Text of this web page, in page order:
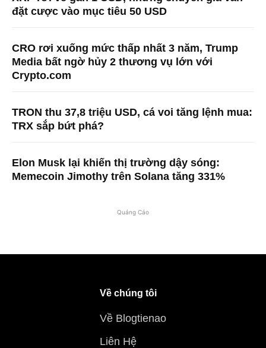
đặt cược vào mục tiêu 50 USD
CRO rơi xuống mức thấp nhất 3 năm, Trump
Media bất ngờ hủy 2 thương vụ lớn với
Crypto.com
TRON thu 37,8 triệu USD, cá voi tăng lệnh mua:
TRX sắp bứt phá?
Elon Musk lại khiến thị trường dậy sóng:
Memecoin Jimothy trên Solana tăng 331%
Quảng Cáo
Về chúng tôi
Về Blogtienao
Liên Hệ